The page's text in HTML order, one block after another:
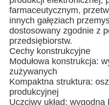
Kontrola jakości
Skontaktuj się z nami
Aktualności
Sprawy
farmaceutycznym,
innych gałęziach
dostosowany zgodnie z
przedsiębiorstw.
Cechy konstrukcyjne
Modułowa konstrukcja:
zużywanych
Kompaktna struktura:
produkcyjnej
Uczciwy układ: wygodna